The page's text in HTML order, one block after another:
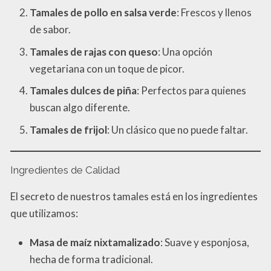
Tamales de pollo en salsa verde: Frescos y llenos
de sabor.
Tamales de rajas con queso: Una opción
vegetariana con un toque de picor.
Tamales dulces de piña: Perfectos para quienes
buscan algo diferente.
Tamales de frijol: Un clásico que no puede faltar.
Ingredientes de Calidad
El secreto de nuestros tamales está en los ingredientes
que utilizamos:
Masa de maíz nixtamalizado: Suave y esponjosa,
hecha de forma tradicional.